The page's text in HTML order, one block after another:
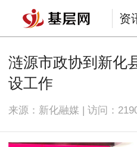
资
涟源市政协到新化
设工作
来源：新化融媒 | 访问：